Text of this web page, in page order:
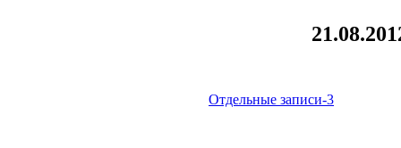
Отдельные записи-3